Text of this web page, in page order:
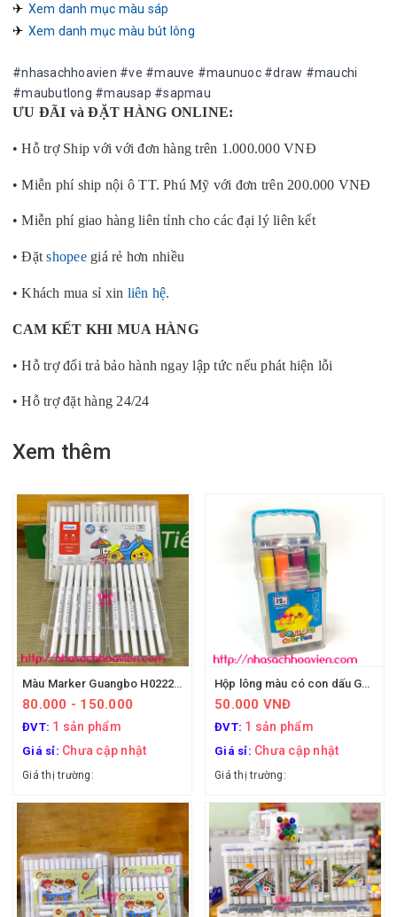
✈︎ Xem danh mục màu sáp
✈︎ Xem danh mục màu bút lông
#nhasachhoavien #ve #mauve #maunuoc #draw #mauchi
#maubutlong #mausap #sapmau
ƯU ĐÃI và ĐẶT HÀNG ONLINE:
• Hỗ trợ Ship với với đơn hàng trên 1.000.000 VNĐ
• Miễn phí ship nội ô TT. Phú Mỹ với đơn trên 200.000 VNĐ
• Miễn phí giao hàng liên tỉnh cho các đại lý liên kết
• Đặtshopeegiá rẻ hơn nhiều
• Khách mua sỉ xin liên hệ.
CAM KẾT KHI MUA HÀNG
• Hỗ trợ đổi trả bảo hành ngay lập tức nếu phát hiện lỗi
• Hỗ trợ đặt hàng 24/24
Xem thêm
Màu Marker Guangbo H02225 chuyên vẽ anime
80.000 - 150.000
ĐVT: 1 sản phẩm
Giá sỉ: Chưa cập nhật
Giá thị trường:
Hộp lông màu có con dấu Guangbo H02011
50.000 VNĐ
ĐVT: 1 sản phẩm
Giá sỉ: Chưa cập nhật
Giá thị trường: